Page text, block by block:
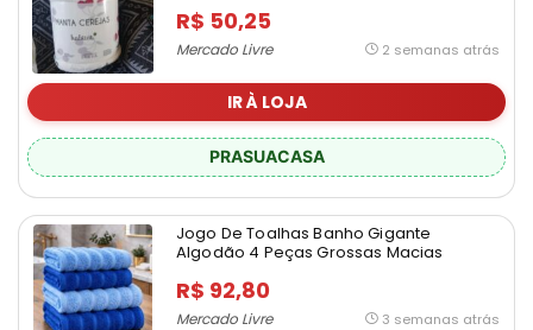
R$ 50,25
Mercado Livre 2 semanas atrás
IR À LOJA
PRASUACASA
Jogo De Toalhas Banho Gigante
Algodão 4 Peças Grossas Macias
R$ 92,80
Mercado Livre 3 semanas atrás